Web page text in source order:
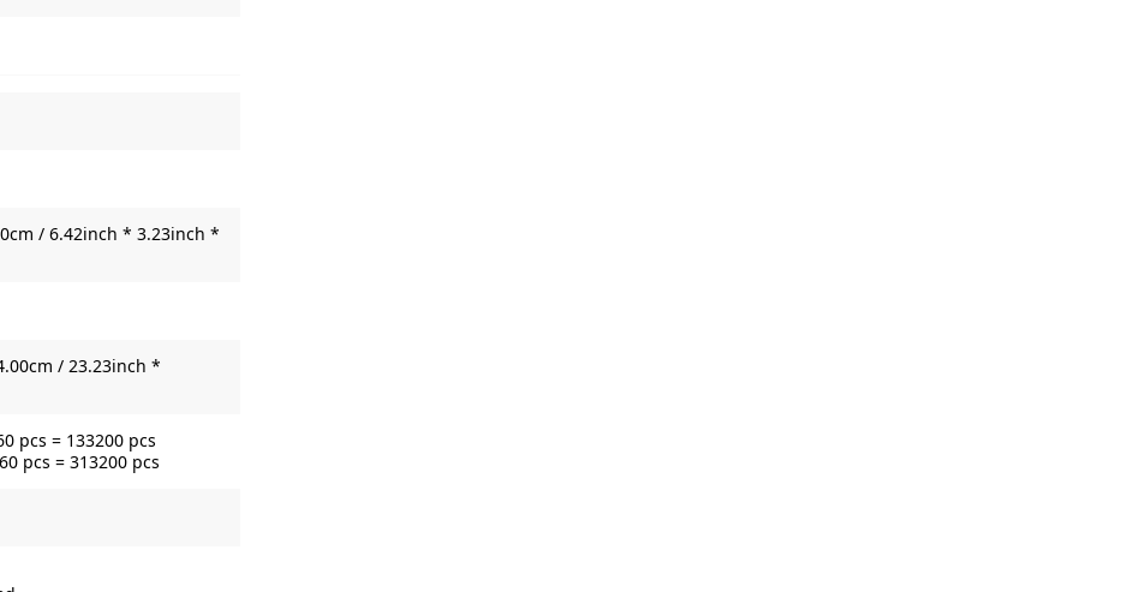
/ 6.42inch * 3.23inch *
/ 23.23inch *
pcs = 133200 pcs
pcs = 313200 pcs